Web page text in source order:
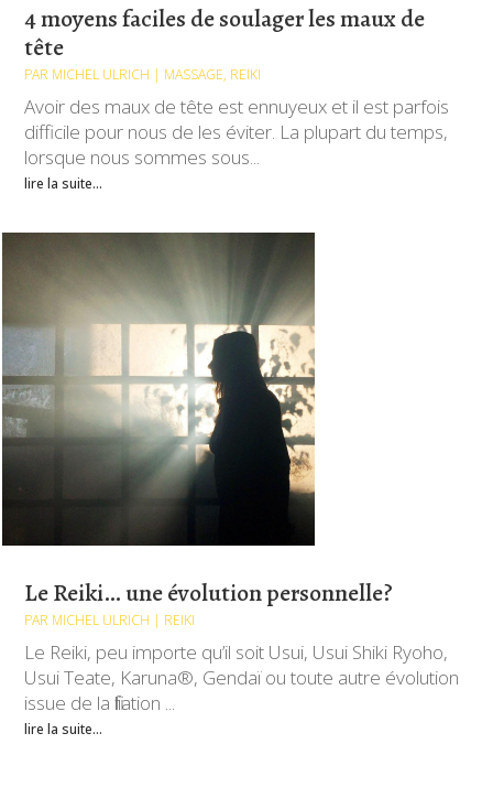
4 moyens faciles de soulager les maux de
tête
PAR MICHEL ULRICH | MASSAGE, REIKI
Avoir des maux de tête est ennuyeux et il est parfois
difficile pour nous de les éviter. La plupart du temps,
lorsque nous sommes sous...
lire la suite...
Le Reiki… une évolution personnelle?
PAR MICHEL ULRICH | REIKI
Le Reiki, peu importe qu’il soit Usui, Usui Shiki Ryoho,
Usui Teate, Karuna®, Gendaï ou toute autre évolution
issue de la filiation ...
lire la suite...